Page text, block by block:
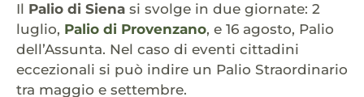
Il Palio di Siena si svolge in due giornate: 2
luglio, Palio di Provenzano, e 16 agosto, Palio
dell’Assunta. Nel caso di eventi cittadini
eccezionali si può indire un Palio Straordinario
tra maggio e settembre.